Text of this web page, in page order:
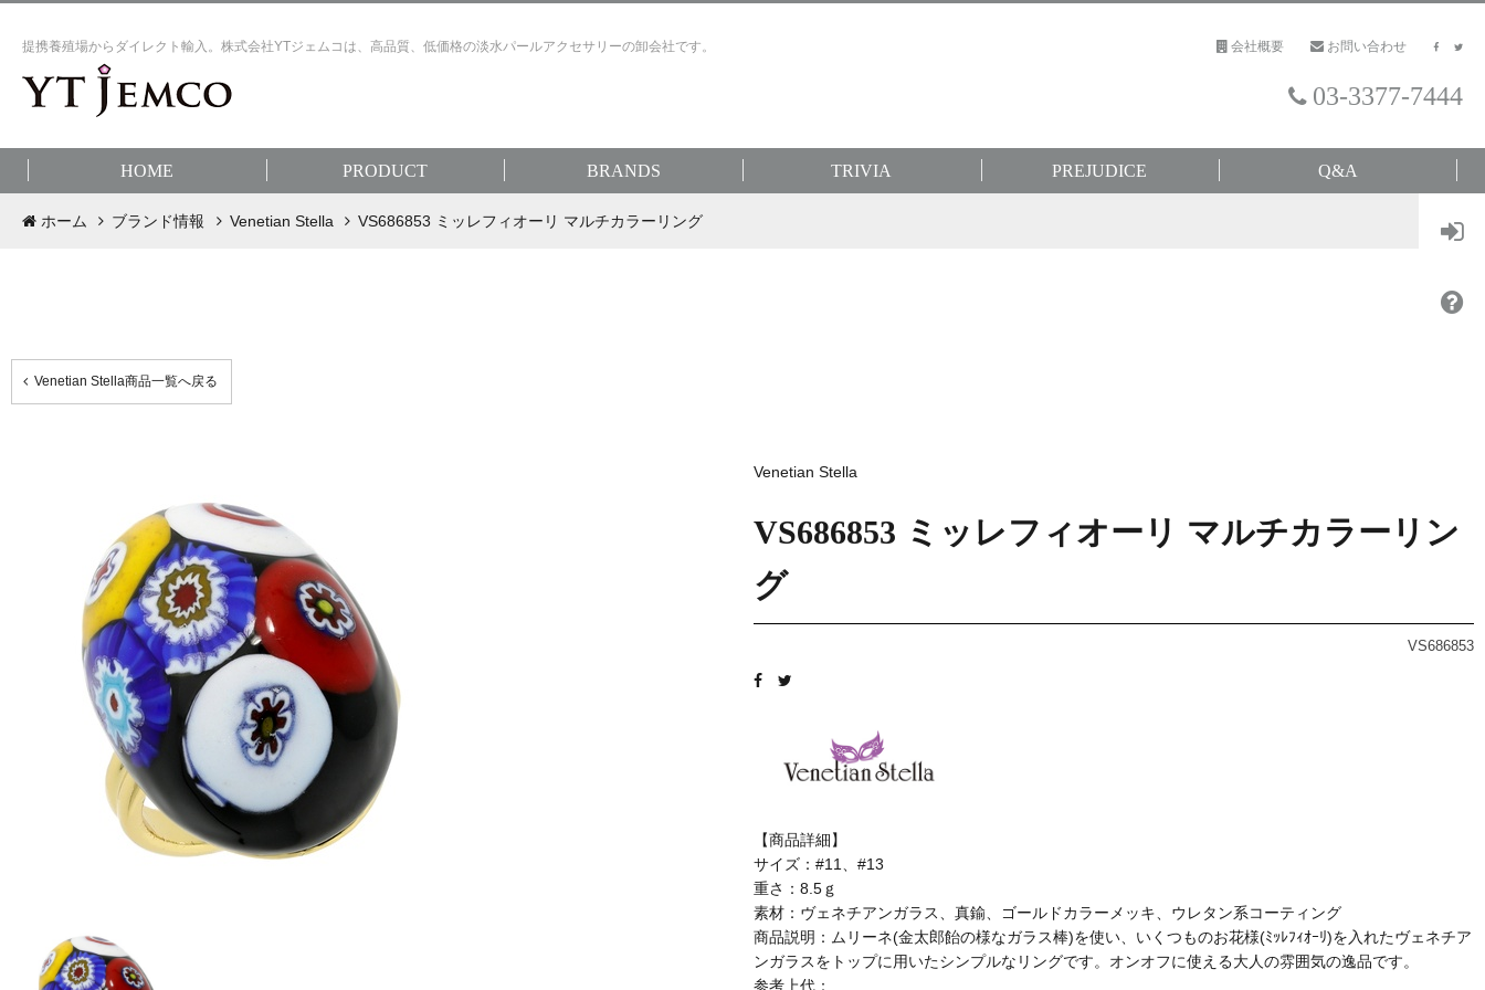
提携養殖場からダイレクト輸入。株式会社YTジェムコは、高品質、低価格の淡水パールアクセサリーの卸会社です。 会社概要 お問い合わせ
03-3377-7444
HOME PRODUCT BRANDS TRIVIA PREJUDICE Q&A
ホーム ブランド情報 Venetian Stella VS686853 ミッレフィオーリ マルチカラーリング
Venetian Stella商品一覧へ戻る
Venetian Stella
VS686853 ミッレフィオーリ マルチカラーリン
グ
VS686853
【商品詳細】
サイズ：#11、#13
重さ：8.5ｇ
素材：ヴェネチアンガラス、真鍮、ゴールドカラーメッキ、ウレタン系コーティング
商品説明：ムリーネ(金太郎飴の様なガラス棒)を使い、いくつものお花様(ﾐｯﾚﾌｨｵｰﾘ)を入れたヴェネチア
ンガラスをトップに用いたシンプルなリングです。オンオフに使える大人の雰囲気の逸品です。
参考上代：